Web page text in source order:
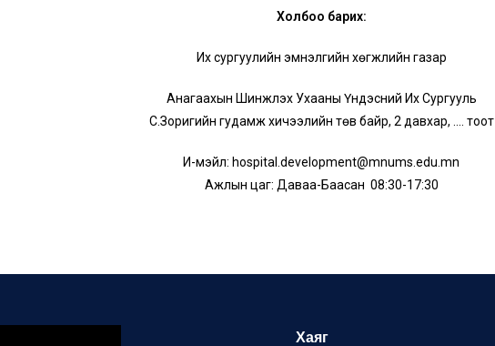
Холбоо барих:
Их сургуулийн эмнэлгийн хөгжлийн газар
Анагаахын Шинжлэх Ухааны Үндэсний Их Сургууль
С.Зоригийн гудамж хичээлийн төв байр, 2 давхар, …. тоот
И-мэйл: hospital.development@mnums.edu.mn
Ажлын цаг: Даваа-Баасан 08:30-17:30
Хаяг